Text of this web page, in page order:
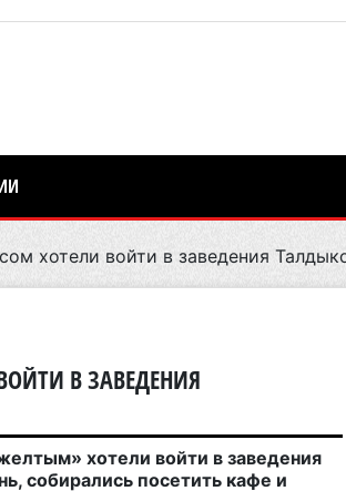
хотели войти в заведения
В ЗАВЕДЕНИЯ
хотели войти в заведения
собирались посетить кафе и